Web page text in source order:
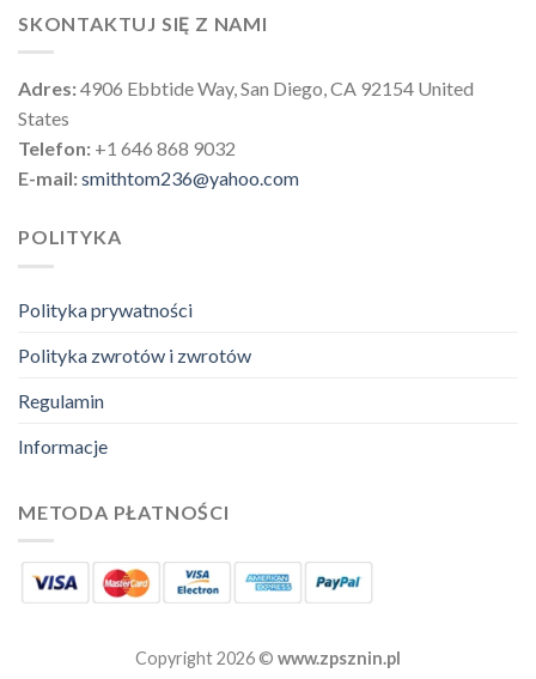
SKONTAKTUJ SIĘ Z NAMI
Adres:4906 Ebbtide Way, San Diego, CA 92154 United
States
Telefon: +1 646 868 9032
E-mail:smithtom236@yahoo.com
POLITYKA
Polityka prywatności
Polityka zwrotów i zwrotów
Regulamin
Informacje
METODA PŁATNOŚCI
Copyright 2026 © www.zpsznin.pl